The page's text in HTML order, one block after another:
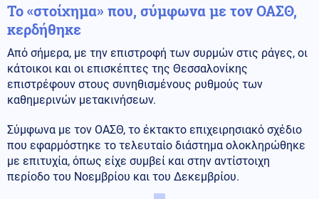
Το «στοίχημα» που, σύμφωνα με τον ΟΑΣΘ,
κερδήθηκε
Από σήμερα, με την επιστροφή των συρμών στις ράγες, οι
κάτοικοι και οι επισκέπτες της Θεσσαλονίκης
επιστρέφουν στους συνηθισμένους ρυθμούς των
καθημερινών μετακινήσεων.
Σύμφωνα με τον ΟΑΣΘ, το έκτακτο επιχειρησιακό σχέδιο
που εφαρμόστηκε το τελευταίο διάστημα ολοκληρώθηκε
με επιτυχία, όπως είχε συμβεί και στην αντίστοιχη
περίοδο του Νοεμβρίου και του Δεκεμβρίου.